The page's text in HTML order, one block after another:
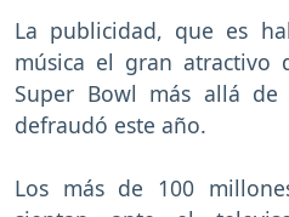
La publicidad, que es
música el gran atractivo
Super Bowl más allá
defraudó este año.
Los más de 100